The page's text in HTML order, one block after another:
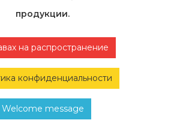
продукции.
на распространение
конфиденциальности
Welcome message